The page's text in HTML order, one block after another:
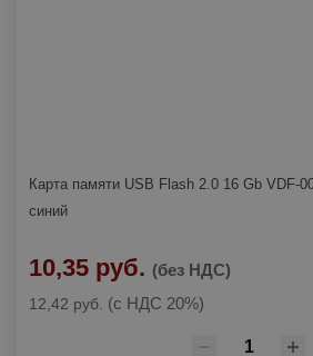
Карта памяти USB Flash 2.0 16 Gb VDF-
синий
10,35 руб. (без НДС)
12,42 руб. (с НДС 20%)